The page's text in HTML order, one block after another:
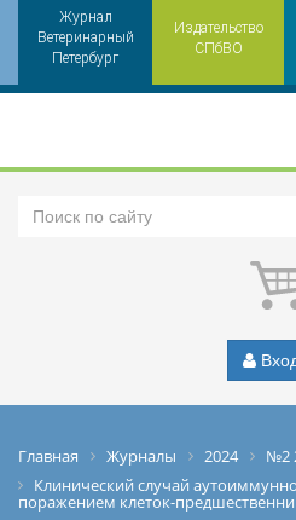
Журнал
Ветеринарный
Петербург
Издательство
СПбВО
Главная Журналы 2024
№2
Клинический случай
поражением клеток-